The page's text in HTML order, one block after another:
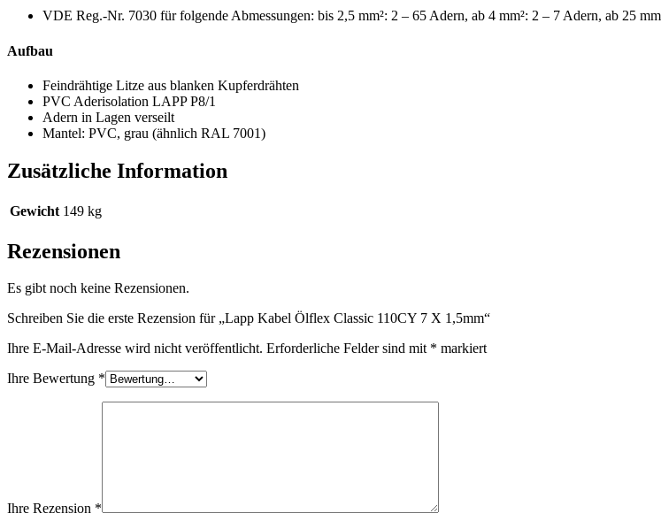
VDE Reg.-Nr. 7030 für folgende Abmessungen: bis 2,5 mm²: 2 – 65 Adern, ab 4 mm²: 2 – 7 Adern, ab 25
Aufbau
Feindrähtige Litze aus blanken Kupferdrähten
PVC Aderisolation LAPP P8/1
Adern in Lagen verseilt
Mantel: PVC, grau (ähnlich RAL 7001)
Zusätzliche Information
Gewicht 149 kg
Rezensionen
Es gibt noch keine Rezensionen.
Schreiben Sie die erste Rezension für „Lapp Kabel Ölflex Classic 110CY 7 X 1,5mm“
Ihre E-Mail-Adresse wird nicht veröffentlicht. Erforderliche Felder sind mit * markiert
Ihre Bewertung *
Ihre Rezension *